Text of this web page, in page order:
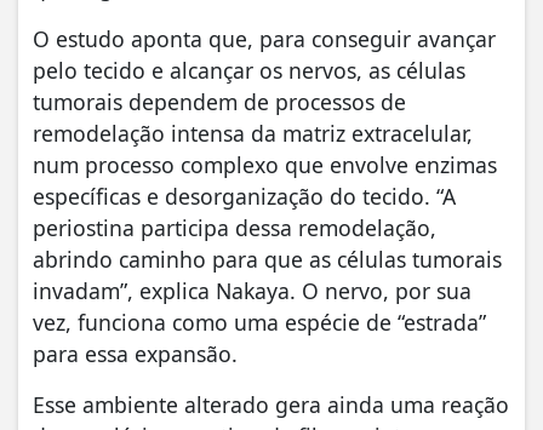
O estudo aponta que, para conseguir avançar
pelo tecido e alcançar os nervos, as células
tumorais dependem de processos de
remodelação intensa da matriz extracelular,
num processo complexo que envolve enzimas
específicas e desorganização do tecido. “A
periostina participa dessa remodelação,
abrindo caminho para que as células tumorais
invadam”, explica Nakaya. O nervo, por sua
vez, funciona como uma espécie de “estrada”
para essa expansão.
Esse ambiente alterado gera ainda uma reação